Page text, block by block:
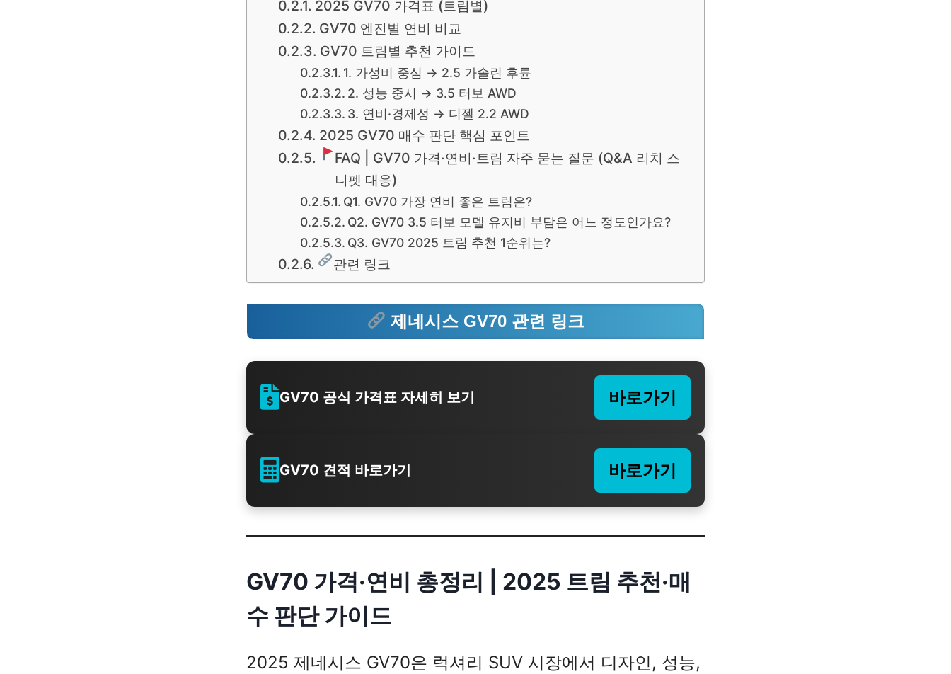
2025 GV70 가격표 (트림별)
GV70 엔진별 연비 비교
GV70 트림별 추천 가이드
1. 가성비 중심 → 2.5 가솔린 후륜
2. 성능 중시 → 3.5 터보 AWD
3. 연비·경제성 → 디젤 2.2 AWD
2025 GV70 매수 판단 핵심 포인트
FAQ | GV70 가격·연비·트림 자주 묻는 질문 (Q&A 리치 스
니펫 대응)
Q1. GV70 가장 연비 좋은 트림은?
Q2. GV70 3.5 터보 모델 유지비 부담은 어느 정도인가요?
Q3. GV70 2025 트림 추천 1순위는?
관련 링크
제네시스 GV70 관련 링크
GV70 공식 가격표 자세히 보기 바로가기
GV70 견적 바로가기 바로가기
GV70 가격·연비 총정리 | 2025 트림 추천·매
수 판단 가이드
2025 제네시스 GV70은 럭셔리 SUV 시장에서 디자인, 성능,